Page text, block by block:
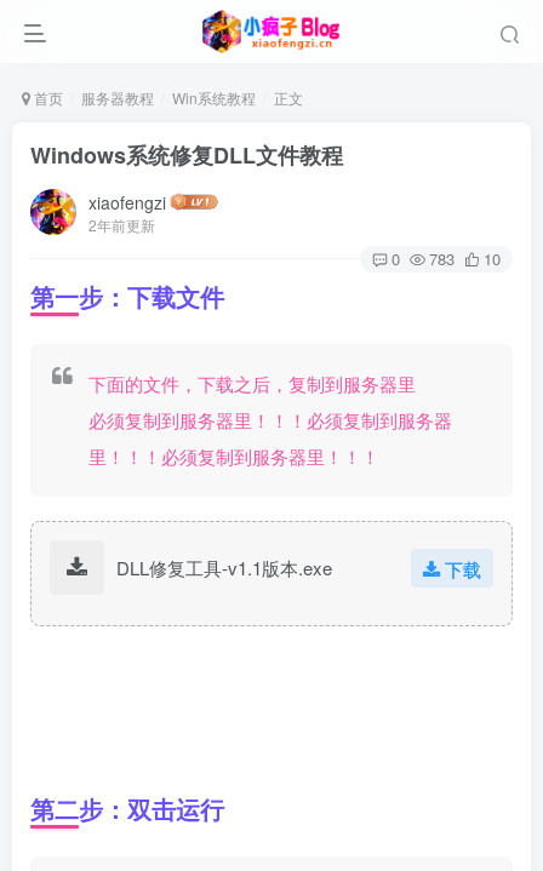
首页 服务器教程 Win系统教程 正文
Windows系统修复DLL文件教程
xiaofengzi
2年前更新
0 783 10
第一步：下载文件
下面的文件，下载之后，复制到服务器里
必须复制到服务器里！！！必须复制到服务器
里！！！必须复制到服务器里！！！
DLL修复工具-v1.1版本.exe 下载
第二步：双击运行